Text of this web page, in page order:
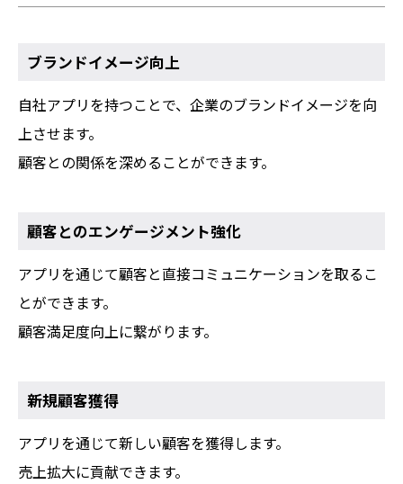
ブランドイメージ向上
自社アプリを持つことで、企業のブランドイメージを向
上させます。
顧客との関係を深めることができます。
顧客とのエンゲージメント強化
アプリを通じて顧客と直接コミュニケーションを取るこ
とができます。
顧客満足度向上に繋がります。
新規顧客獲得
アプリを通じて新しい顧客を獲得します。
売上拡大に貢献できます。